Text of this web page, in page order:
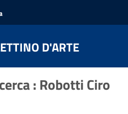
D'ARTE
: Robotti Ciro